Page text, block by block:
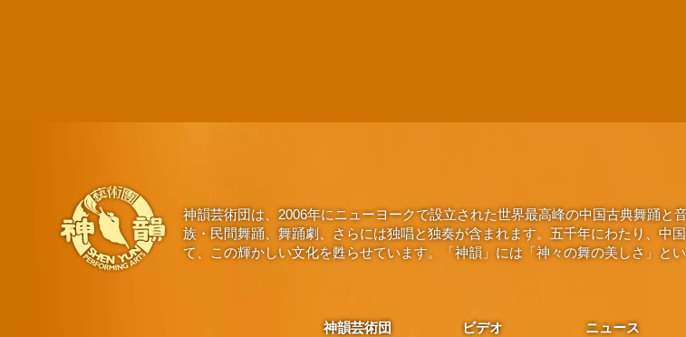
神韻芸術団は、2006年にニューヨークで設立された世界最高峰の中国古典舞踊
族・民間舞踊、舞踊劇、さらには独唱と独奏が含まれます。五千年にわたり、中
て、この輝かしい文化を甦らせています。「神韻」には「神々の舞の美しさ」と
神韻芸術団 ビデオ ニュース